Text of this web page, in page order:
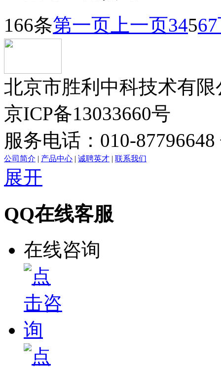
166条第一页 上一页34567
北京市胜利中科技术有限
京ICP备13033660号
服务电话：010-
公司简介 | 产品中心 | 诚聘英才 | 联系我们
展开
QQ在线客服
在线咨询